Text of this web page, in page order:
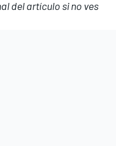
del artículo si no ves